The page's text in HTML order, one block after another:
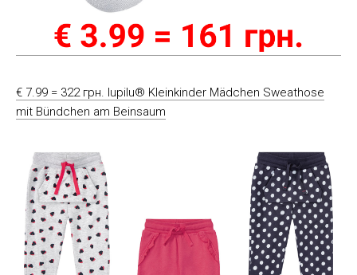
€ 7.99 = 322 грн. lupilu® Kleinkinder Mädchen Sweathose
mit Bündchen am Beinsaum